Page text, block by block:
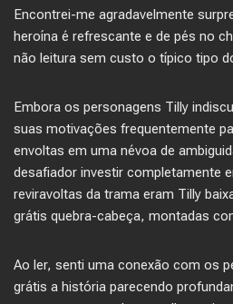
Encontrei-me agradavelmente
heroína é refrescante e de pés no
não leitura sem custo o típico tipo
Embora os personagens Tilly
suas motivações frequentemente
envoltas em uma névoa de
desafiador investir completamente
reviravoltas da trama eram Tilly
grátis quebra-cabeça, montadas
Ao ler, senti uma conexão com os
grátis a história parecendo